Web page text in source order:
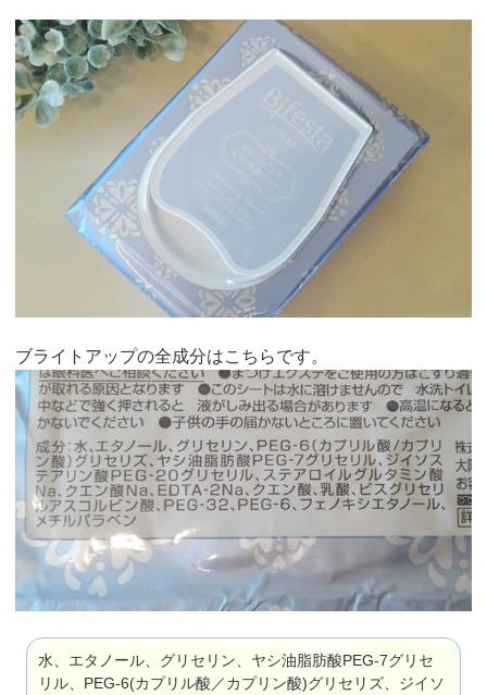
ブライトアップの全成分はこちらです。
水、エタノール、グリセリン、ヤシ油脂肪酸PEG-7グリセ
リル、PEG-6(カプリル酸／カプリン酸)グリセリズ、ジイソ